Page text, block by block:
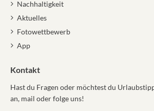
Nachhaltigkeit
Aktuelles
Fotowettbewerb
App
Kontakt
Hast du Fragen oder möchtest du
an, mail oder folge uns!